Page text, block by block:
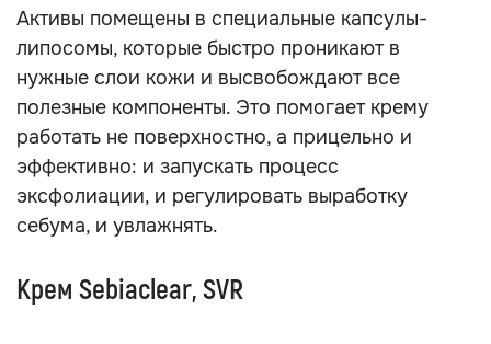
Активы помещены в специальные капсулы-
липосомы, которые быстро проникают в
нужные слои кожи и высвобождают все
полезные компоненты. Это помогает крему
работать не поверхностно, а прицельно и
эффективно: и запускать процесс
эксфолиации, и регулировать выработку
себума, и увлажнять.
Крем Sebiaclear, SVR